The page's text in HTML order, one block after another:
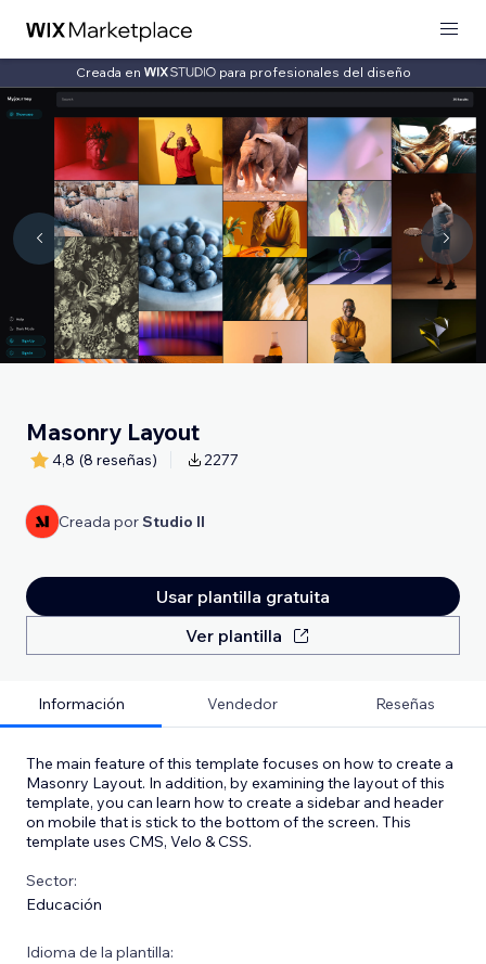
Creada en para profesionales del diseño
Masonry Layout
4,8 (8 reseñas) 2277
Creada porStudio Il
Usar plantilla gratuita
Ver plantilla
Información Vendedor Reseñas
The main feature of this template focuses on how to create a
Masonry Layout. In addition, by examining the layout of this
template, you can learn how to create a sidebar and header
on mobile that is stick to the bottom of the screen. This
template uses CMS, Velo & CSS.
Sector:
Educación
Idioma de la plantilla: